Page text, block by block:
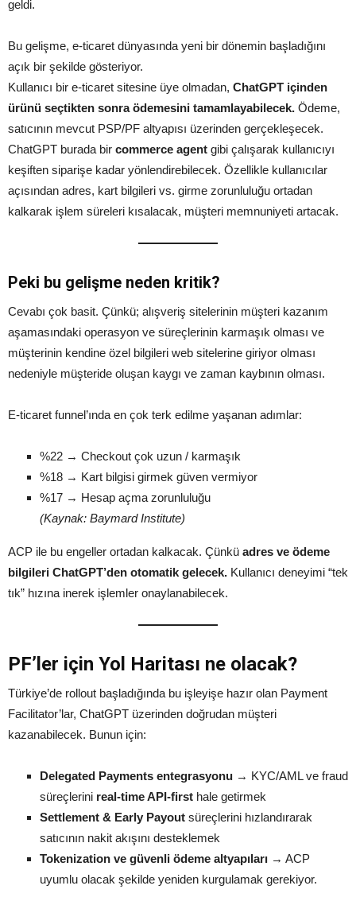
geldi.
Bu gelişme, e-ticaret dünyasında yeni bir dönemin başladığını
açık bir şekilde gösteriyor.
Kullanıcı bir e-ticaret sitesine üye olmadan, ChatGPT içinden
ürünü seçtikten sonra ödemesini tamamlayabilecek. Ödeme,
satıcının mevcut PSP/PF altyapısı üzerinden gerçekleşecek.
ChatGPT burada bir commerce agent gibi çalışarak kullanıcıyı
keşiften siparişe kadar yönlendirebilecek. Özellikle kullanıcılar
açısından adres, kart bilgileri vs. girme zorunluluğu ortadan
kalkarak işlem süreleri kısalacak, müşteri memnuniyeti artacak.
Peki bu gelişme neden kritik?
Cevabı çok basit. Çünkü; alışveriş sitelerinin müşteri kazanım
aşamasındaki operasyon ve süreçlerinin karmaşık olması ve
müşterinin kendine özel bilgileri web sitelerine giriyor olması
nedeniyle müşteride oluşan kaygı ve zaman kaybının olması.
E-ticaret funnel’ında en çok terk edilme yaşanan adımlar:
%22 → Checkout çok uzun / karmaşık
%18 → Kart bilgisi girmek güven vermiyor
%17 → Hesap açma zorunluluğu
(Kaynak: Baymard Institute)
ACP ile bu engeller ortadan kalkacak. Çünkü adres ve ödeme
bilgileri ChatGPT’den otomatik gelecek. Kullanıcı deneyimi “tek
tık” hızına inerek işlemler onaylanabilecek.
PF’ler için Yol Haritası ne olacak?
Türkiye’de rollout başladığında bu işleyişe hazır olan Payment
Facilitator’lar, ChatGPT üzerinden doğrudan müşteri
kazanabilecek. Bunun için:
Delegated Payments entegrasyonu → KYC/AML ve fraud
süreçlerini real-time API-first hale getirmek
Settlement & Early Payout süreçlerini hızlandırarak
satıcının nakit akışını desteklemek
Tokenization ve güvenli ödeme altyapıları → ACP
uyumlu olacak şekilde yeniden kurgulamak gerekiyor.